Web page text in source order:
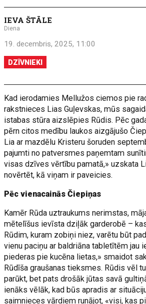
IEVA ŠTĀLE
Diena
19. decembris, 2025, 11:00
DZĪVNIEKI
Kad ierodamies Mellužos ciemos pie
rakstnieces Lias Guļevskas, mūs
istabas stūra aizslēpies Rūdis. Pēc
pērn citos medību laukos aizgājušo
Lia ar mazdēlu Kristeru šoruden
pajumti no patversmes paņemtam
visas dzīves vērtību pamatā,» uzskata
novērtēt, kā viņam ir paveicies.
Pēc vienacainās Čiepiņas
Kamēr Rūda uztraukums nerimstas,
mētelīšus ievīsta dziļāk garderobē –
Rūdim, kuram zobiņi niez, varētu būt
vienu paciņu ar baldriāna tabletītēm jau
piederas pie kucēna lietas,» smaidot
Rūdīša graušanas tieksmes. Rūdis vēl
parūkt, bet pats drošāk jūtas savā
ienāks vēlāk, kad būs apradis ar
saimnieces vārdiem runājot, «visi, kas